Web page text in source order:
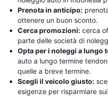
Prenota in anticipo:
ottenere un buon sconto.
Cerca promozioni: cerca
parte delle società di
Opta per i noleggi a lungo
auto a lungo termine
quelle a breve termine.
Scegli il veicolo giusto:
esigenze per risparmiare